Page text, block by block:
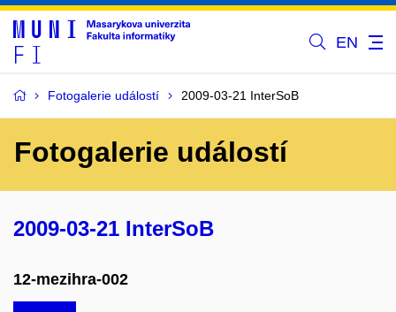
EN
Fotogalerie událostí 2009-03-21 InterSoB
Fotogalerie událostí
2009-03-21 InterSoB
12-mezihra-002